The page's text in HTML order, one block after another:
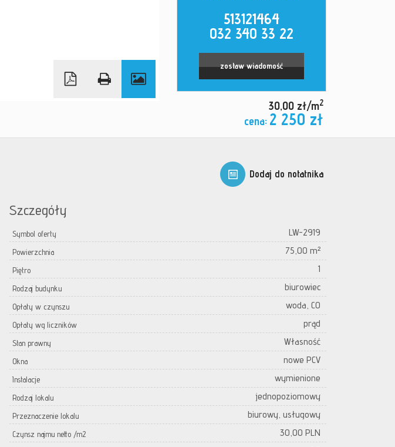
513121464
032 340 33 22
zostaw wiadomość
30,00 zł/m2
cena: 2 250 zł
Dodaj do notatnika
Szczegóły
Symbol oferty LW-2919
Powierzchnia 75,00 m²
Piętro 1
Rodzaj budynku biurowiec
Opłaty w czynszu woda, CO
Opłaty wg liczników prąd
Stan prawny Własność
Okna nowe PCV
Instalacje wymienione
Rodzaj lokalu jednopoziomowy
Przeznaczenie lokalu biurowy, usługowy
Czynsz najmu netto /m2 30,00 PLN